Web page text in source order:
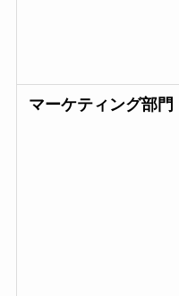
マーケティング部門